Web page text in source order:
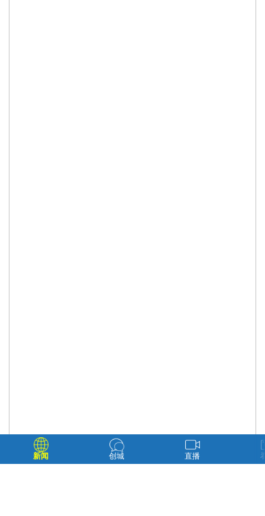
新闻 创城 直播